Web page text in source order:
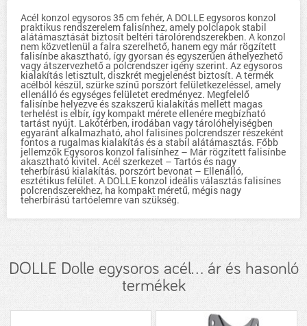
Acél konzol egysoros 35 cm fehér, A DOLLE egysoros konzol
praktikus rendszerelem falisínhez, amely polclapok stabil
alátámasztását biztosít beltéri tárolórendszerekben. A konzol
nem közvetlenül a falra szerelhető, hanem egy már rögzített
falisínbe akasztható, így gyorsan és egyszerűen áthelyezhető
vagy átszervezhető a polcrendszer igény szerint. Az egysoros
kialakítás letisztult, diszkrét megjelenést biztosít. A termék
acélból készül, szürke színű porszórt felületkezeléssel, amely
ellenálló és egységes felületet eredményez. Megfelelő
falisínbe helyezve és szakszerű kialakítás mellett magas
terhelést is elbír, így kompakt mérete ellenére megbízható
tartást nyújt. Lakótérben, irodában vagy tárolóhelyiségben
egyaránt alkalmazható, ahol falisínes polcrendszer részeként
fontos a rugalmas kialakítás és a stabil alátámasztás. Főbb
jellemzők Egysoros konzol falisínhez – Már rögzített falisínbe
akasztható kivitel. Acél szerkezet – Tartós és nagy
teherbírású kialakítás. porszórt bevonat – Ellenálló,
esztétikus felület. A DOLLE konzol ideális választás falisínes
polcrendszerekhez, ha kompakt méretű, mégis nagy
teherbírású tartóelemre van szükség.
DOLLE Dolle egysoros acél... ár és hasonló
termékek